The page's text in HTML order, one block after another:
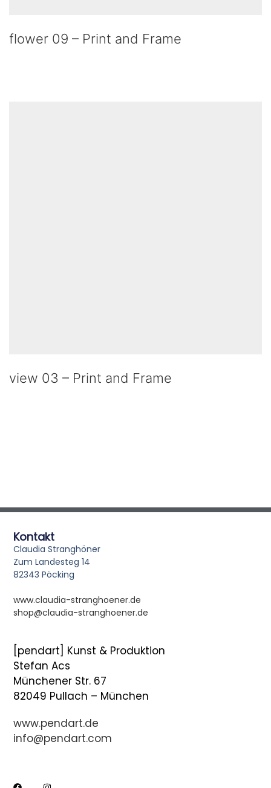
flower 09 – Print and Frame
view 03 – Print and Frame
Kontakt
Claudia Stranghöner
Zum Landesteg 14
82343 Pöcking
www.claudia-stranghoener.de
shop@claudia-stranghoener.de
[pendart] Kunst & Produktion
Stefan Acs
Münchener Str. 67
82049 Pullach – München
www.pendart.de
info@pendart.com